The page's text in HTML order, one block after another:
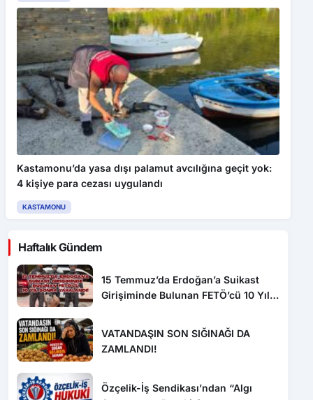
Kastamonu’da yasa dışı palamut avcılığına geçit yok:
4 kişiye para cezası uygulandı
KASTAMONU
Haftalık Gündem
15 Temmuz’da Erdoğan’a Suikast
Girişiminde Bulunan FETÖ’cü 10 Yıl
VATANDAŞIN SON SIĞINAĞI DA
ZAMLANDI!
Özçelik-İş Sendikası’ndan “Algı